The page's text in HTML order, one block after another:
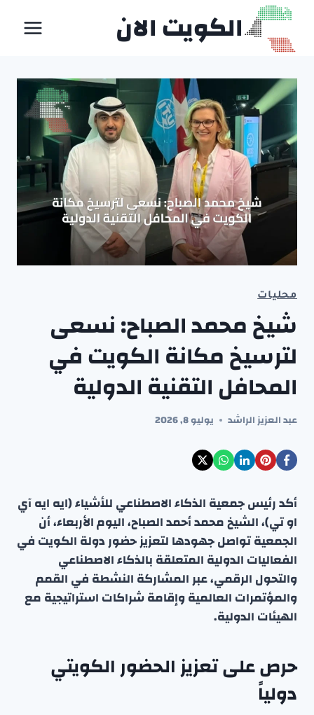
التجاوز
المحتوى
الكويت الان
محليات
شيخ محمد الصباح: نسعى
لترسيخ مكانة الكويت في
المحافل التقنية الدولية
عبد العزيز الراشد يوليو 8, 2026
أكد رئيس جمعية الذكاء الاصطناعي للأشياء (ايه ايه آي
او تي)، الشيخ محمد أحمد الصباح، اليوم الأربعاء، أن
الجمعية تواصل جهودها لتعزيز حضور دولة الكويت في
الفعاليات الدولية المتعلقة بالذكاء الاصطناعي
والتحول الرقمي، عبر المشاركة النشطة في القمم
والمؤتمرات العالمية وإقامة شراكات استراتيجية مع
الهيئات الدولية.
حرص على تعزيز الحضور الكويتي
دولياً